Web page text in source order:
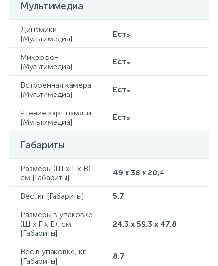
Мультимедиа
Динамики
[Мультимедиа]
Есть
Микрофон
[Мультимедиа]
Есть
Встроенная камера
[Мультимедиа]
Есть
Чтение карт памяти
[Мультимедиа]
Есть
Габариты
Размеры (Ш x Г x В),
см [Габариты]
49 x 38 x 20,4
Вес, кг [Габариты]
5.7
Размеры в упаковке
(Ш x Г x В), см
[Габариты]
24.3 x 59.3 x 47.8
Вес в упаковке, кг
[Габариты]
8.7